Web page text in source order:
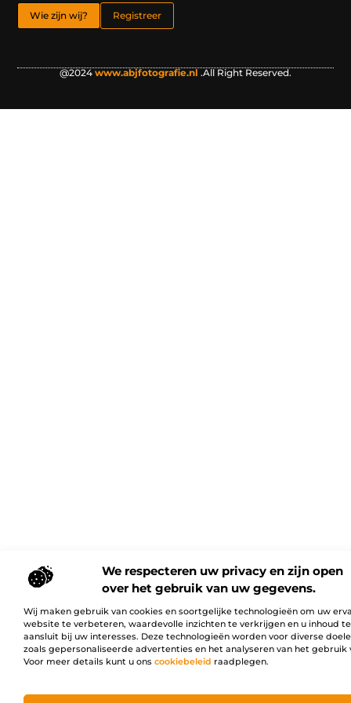
We respecteren uw privacy en zijn open
over het gebruik van uw gegevens.
Wij maken gebruik van cookies en soortgelijke technologieën om uw
website te verbeteren, waardevolle inzichten te verkrijgen en u inhoud
aansluit bij uw interesses. Deze technologieën worden voor diverse
zoals gepersonaliseerde advertenties en het analyseren van het gebruik
Voor meer details kunt u ons cookiebeleid raadplegen.
Wie zijn wij? Registreer
@2024www.abjfotografie.nl .All Right Reserved.